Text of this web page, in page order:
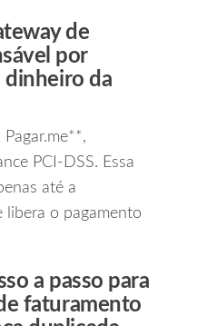
de
por
dinheiro da
PCI‑DSS. Essa
até a
libera o pagamento
a passo para
faturamento